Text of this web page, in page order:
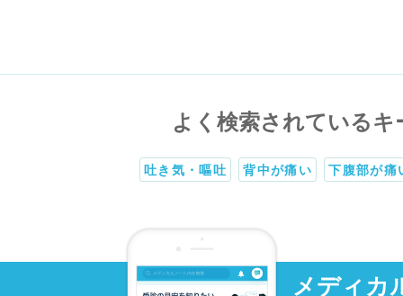
よく検索されているキ
吐き気・嘔吐 背中が痛い 下腹部が痛
メディカ